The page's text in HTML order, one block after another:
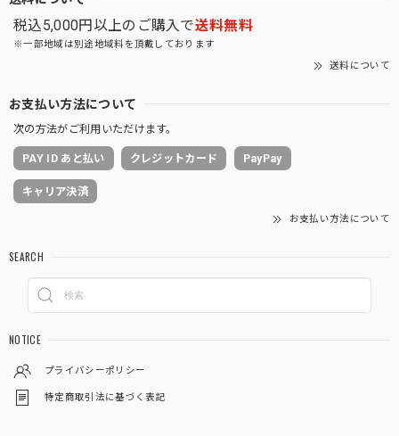
税込5,000円以上のご購入で送料無料
※一部地域は別途地域料を頂戴しております
送料について
お支払い方法について
次の方法がご利用いただけます。
PAY ID あと払い クレジットカード PayPay
キャリア決済
お支払い方法について
SEARCH
NOTICE
プライバシーポリシー
特定商取引法に基づく表記